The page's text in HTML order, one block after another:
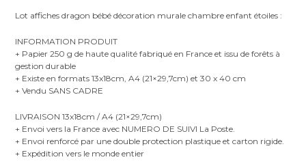
Lot affiches dragon bébé décoration murale chambre enfant étoiles :
INFORMATION PRODUIT
+ Papier 250 g de haute qualité fabriqué en France et issu de forêts à
gestion durable
+ Existe en formats 13x18cm, A4 (21×29,7cm) et 30 x 40 cm
+ Vendu SANS CADRE
LIVRAISON 13x18cm / A4 (21×29,7cm)
+ Envoi vers la France avec NUMERO DE SUIVI La Poste.
+ Envoi renforcé par une double protection plastique et carton rigide.
+ Expédition vers le monde entier